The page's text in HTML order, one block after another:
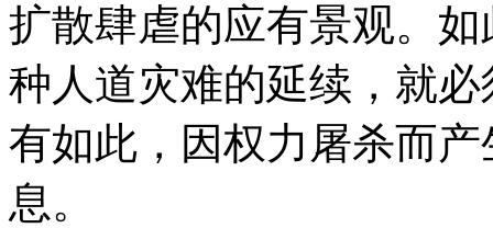
扩散肆虐的应有景观。
种人道灾难的延续，就
有如此，因权力屠杀而
息。